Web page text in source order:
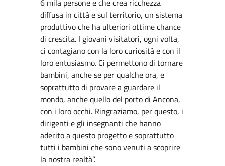
6 mila persone e che crea ricchezza
diffusa in città e sul territorio, un sistema
produttivo che ha ulteriori ottime chance
di crescita. I giovani visitatori, ogni volta,
ci contagiano con la loro curiosità e con il
loro entusiasmo. Ci permettono di tornare
bambini, anche se per qualche ora, e
soprattutto di provare a guardare il
mondo, anche quello del porto di Ancona,
con i loro occhi. Ringraziamo, per questo, i
dirigenti e gli insegnanti che hanno
aderito a questo progetto e soprattutto
tutti i bambini che sono venuti a scoprire
la nostra realtà”.